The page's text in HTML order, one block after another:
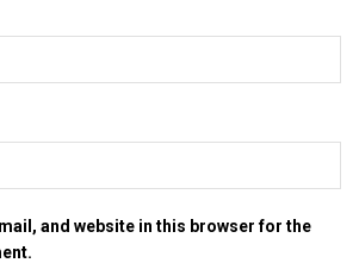
and website in this browser for the